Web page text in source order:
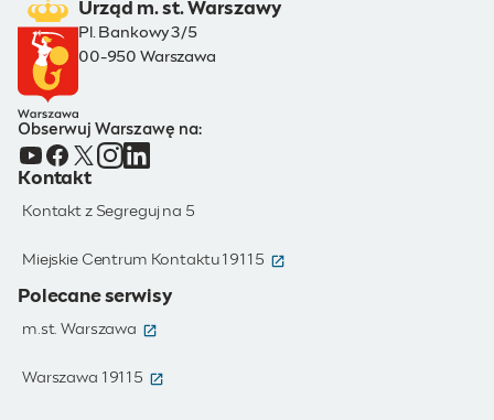
Urząd m. st. Warszawy
Pl. Bankowy 3/5
00-950 Warszawa
Obserwuj Warszawę na:
Kontakt
Kontakt z Segreguj na 5
Miejskie Centrum Kontaktu 19115 (otwiera się w nowym oknie)
Polecane serwisy
m.st. Warszawa (otwiera się w nowym oknie)
Warszawa 19115 (otwiera się w nowym oknie)